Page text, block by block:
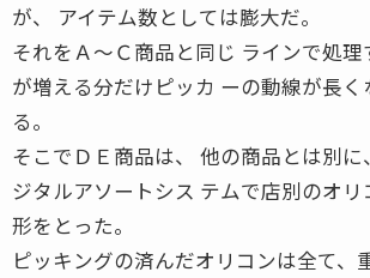
が、 アイテム数としては膨大だ。
それをＡ〜Ｃ商品と同じ ラインで処理
が増える分だけピッカ ーの動線が長く
る。
そこでＤＥ商品は、 他の商品とは別
ジタルアソートシス テムで店別のオリ
形をとった。
ピッキングの済んだオリコンは全て、